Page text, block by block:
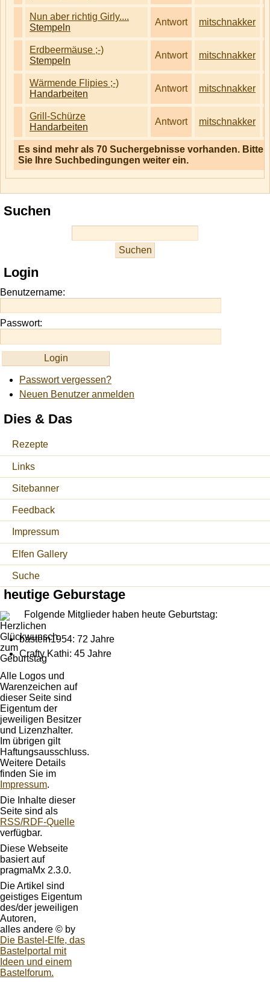
Nun aber richtig Girly....
Stempeln
Antwort mitschnakker
Erdbeermäuse ;-)
Stempeln
Antwort mitschnakker
Wärmende Flipies ;-)
Handarbeiten
Antwort mitschnakker
Grill-Schürze
Handarbeiten
Antwort mitschnakker
Es sind mehr als 70 Suchergebnisse vorhanden. Bitte
Sie Ihre Suchbedingungen weiter ein.
Suchen
Login
Benutzername:
Passwort:
Passwort vergessen?
Neuen Benutzer anmelden
Dies & Das
Rezepte
Links
Sitebanner
Feedback
Impressum
Elfen Gallery
Suche
heutige Geburstage
Folgende Mitglieder haben heute Geburtstag:
basteln1954: 72 Jahre
Crafty Kathi: 45 Jahre
Alle Logos und
Warenzeichen auf
dieser Seite sind
Eigentum der
jeweiligen Besitzer
und Lizenzhalter.
Im übrigen gilt
Haftungsausschluss.
Weitere Details
finden Sie im
Impressum.
Die Inhalte dieser
Seite sind als
RSS/RDF-Quelle
verfügbar.
Diese Webseite
basiert auf
pragmaMx 2.3.0.
Die Artikel sind
geistiges Eigentum
des/der jeweiligen
Autoren,
alles andere © by
Die Bastel-Elfe, das
Bastelportal mit
Ideen und einem
Bastelforum.